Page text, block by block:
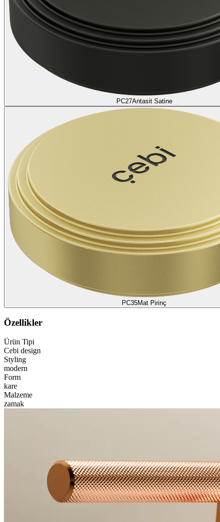
PC27Antasit Satine
PC35Mat Pirinç
Özellikler
Ürün Tipi
Cebi design
Styling
modern
Form
kare
Malzeme
zamak